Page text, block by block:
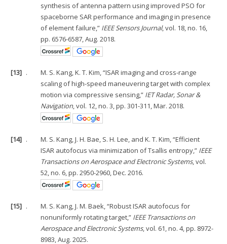
synthesis of antenna pattern using improved PSO for
spaceborne SAR performance and imaging in presence
of element failure,” IEEE Sensors Journal, vol. 18, no. 16,
pp. 6576-6587, Aug. 2018.
[13] .
M. S. Kang, K. T. Kim, “ISAR imaging and cross-range
scaling of high-speed maneuvering target with complex
motion via compressive sensing,” IET Radar, Sonar &
Navigation, vol. 12, no. 3, pp. 301-311, Mar. 2018.
[14] .
M. S. Kang, J. H. Bae, S. H. Lee, and K. T. Kim, “Efficient
ISAR autofocus via minimization of Tsallis entropy,” IEEE
Transactions on Aerospace and Electronic Systems, vol.
52, no. 6, pp. 2950-2960, Dec. 2016.
[15] .
M. S. Kang, J. M. Baek, “Robust ISAR autofocus for
nonuniformly rotating target,” IEEE Transactions on
Aerospace and Electronic Systems, vol. 61, no. 4, pp. 8972-
8983, Aug. 2025.